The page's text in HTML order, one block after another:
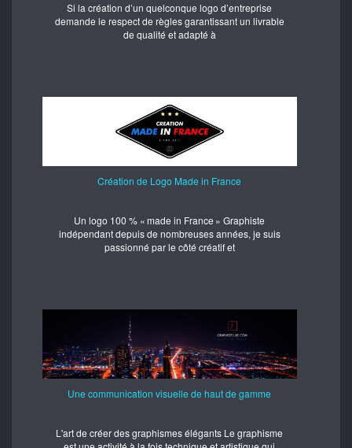
Si la création d’un quelconque logo d’entreprise
demande le respect de règles garantissant un livrable
de qualité et adapté à
Création de Logo Made in France
Un logo 100 % « made in France » Graphiste
indépendant depuis de nombreuses années, je suis
passionné par le côté créatif et
Une communication visuelle de haut de gamme
L'art de créer des graphismes élégants Le graphisme